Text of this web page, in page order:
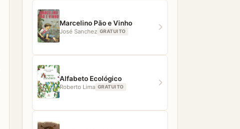
Marcelino Pão e Vinho
José Sanchez GRATUITO
Alfabeto Ecológico
Roberto Lima GRATUITO